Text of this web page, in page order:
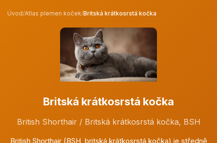
Úvod/Atlas plemen koček/Britská krátkosrstá kočka
Britská krátkosrstá kočka
British Shorthair / Britská krátkosrstá kočka, BSH
British Shorthair (BSH, britská krátkosrstá kočka) je středně